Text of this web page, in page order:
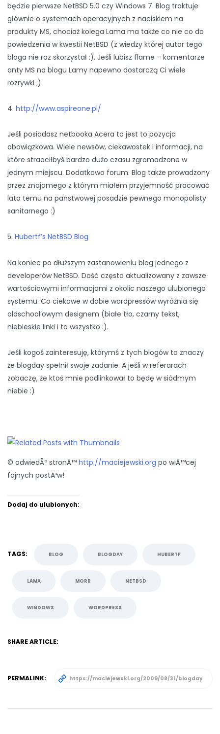
będzie pierwsze NetBSD 5.0 czy Windows 7. Blog traktuje
głównie o systemach operacyjnych z naciskiem na
produkty MS, chociaż kolega Lama ma także co nie co do
powiedzenia w kwestii NetBSD (z wiedzy której autor tego
bloga nie raz skorzystał :). Jeśli lubisz flame – komentarze
anty MS na blogu Lamy napewno dostarczą Ci wiele
rozrywki ;)
4. http://www.aspireone.pl/
Jeśli posiadasz netbooka Acera to jest to pozycja
obowiązkowa. Wiele newsów, ciekawostek i informacji, na
które straaciłbyś bardzo dużo czasu zgromadzone w
jednym miejscu. Dodatkowo forum. Blog także prowadzony
przez znajomego z którym miałem przyjemność pracować
lata temu na państwowej posadzie pewnego monopolisty
sanitarnego :)
5. Hubertf’s NetBSD Blog
Na koniec po dłuższym zastanowieniu blog jednego z
developerów NetBSD. Dość często aktualizowany z zawsze
wartościowymi informacjami z okolic naszego ulubionego
systemu. Co ciekawe w dobie wordpressów wyróżnia się
oldschool’owym designem (białe tło, czarny tekst,
niebieskie linki i to wszystko :).
Jeśli kogoś zainteresuję, którymś z tych blogów to znaczy
że blogday spełnił swoje zadanie. A jeśli w referarach
zobaczę, że ktoś mnie podlinkował to będę w siódmym
niebie :)
© odwiedÅº stronÄ™ http://maciejewski.org po wiÄ™cej
fajnych postÃ³w!
Dodaj do ulubionych:
TAGS: BLOG BLOGDAY HUBERTF
LAMA MORR NETBSD
WINDOWS WORDPRESS
SHARE ARTICLE:
PERMALINK: